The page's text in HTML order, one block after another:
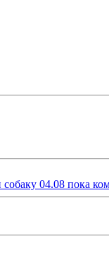
04.08 пока